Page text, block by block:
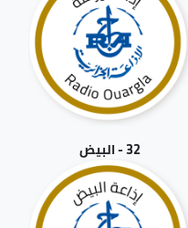
32 - البيض